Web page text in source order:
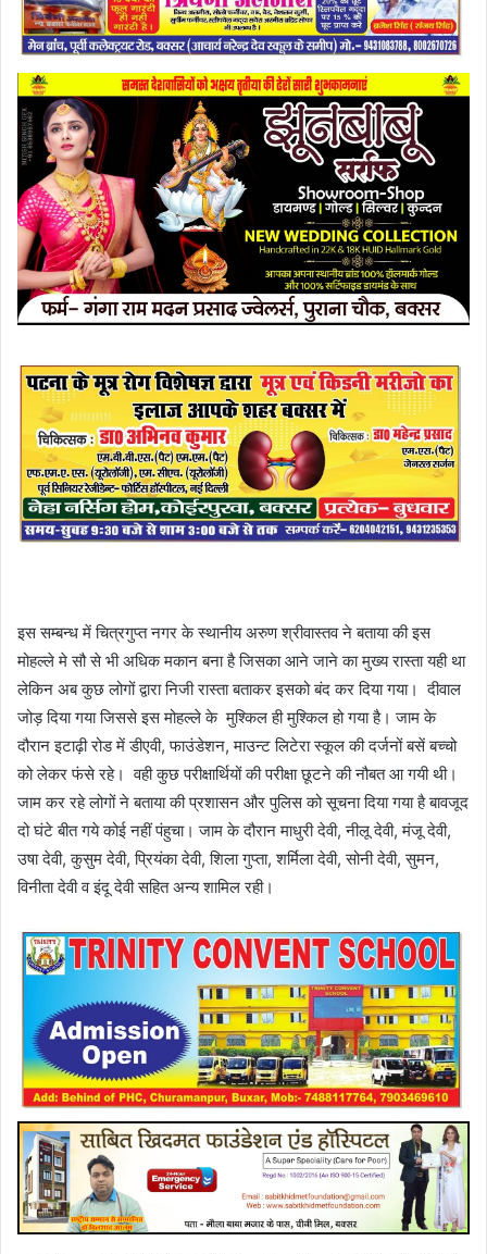
इस सम्बन्ध में चित्रगुप्त नगर के स्थानीय अरुण श्रीवास्तव ने बताया की इस
मोहल्ले मे सौ से भी अधिक मकान बना है जिसका आने जाने का मुख्य रास्ता यही था
लेकिन अब कुछ लोगों द्वारा निजी रास्ता बताकर इसको बंद कर दिया गया। दीवाल
जोड़ दिया गया जिससे इस मोहल्ले के मुश्किल ही मुश्किल हो गया है। जाम के
दौरान इटाढ़ी रोड में डीएवी, फाउंडेशन, माउन्ट लिटेरा स्कूल की दर्जनों बसें बच्चो
को लेकर फंसे रहे। वही कुछ परीक्षार्थियों की परीक्षा छूटने की नौबत आ गयी थी।
जाम कर रहे लोगों ने बताया की प्रशासन और पुलिस को सूचना दिया गया है बावजूद
दो घंटे बीत गये कोई नहीं पंहुचा। जाम के दौरान माधुरी देवी, नीलू देवी, मंजू देवी,
उषा देवी, कुसुम देवी, प्रियंका देवी, शिला गुप्ता, शर्मिला देवी, सोनी देवी, सुमन,
विनीता देवी व इंदू देवी सहित अन्य शामिल रही।